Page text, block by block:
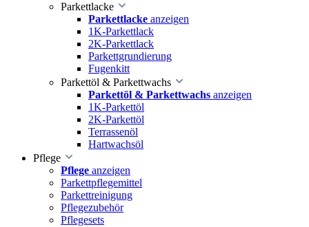
Parkettlacke
Parkettlacke anzeigen
1K-Parkettlack
2K-Parkettlack
Parkettgrundierung
Fugenkitt
Parkettöl & Parkettwachs
Parkettöl & Parkettwachs anzeigen
1K-Parkettöl
2K-Parkettöl
Terrassenöl
Hartwachsöl
Pflege
Pflege anzeigen
Parkettpflegemittel
Parkettreinigung
Pflegezubehör
Pflegesets